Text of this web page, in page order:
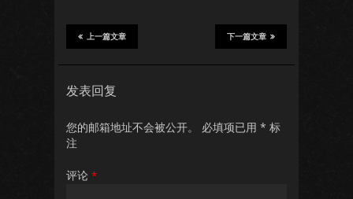
下一篇文章
上一篇文章
发表回复
您的邮箱地址不会被公开。 必填项已用 * 标
注
评论 *